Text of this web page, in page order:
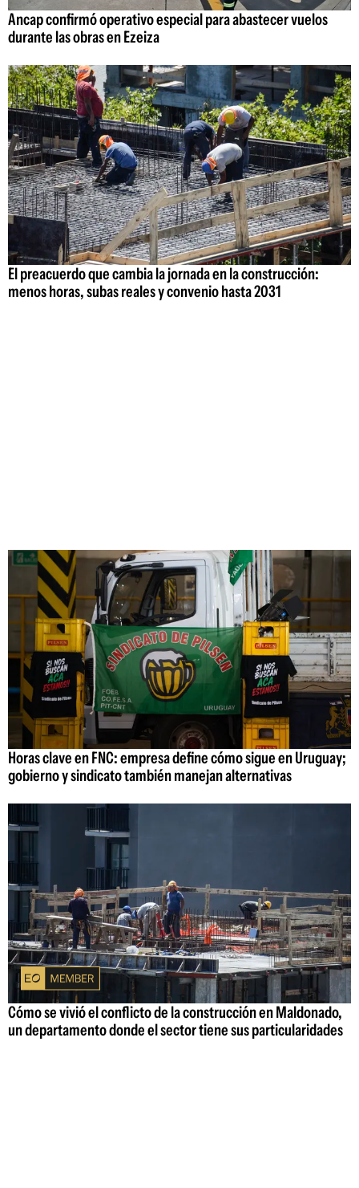
Ancap confirmó operativo especial para abastecer vuelos
durante las obras en Ezeiza
El preacuerdo que cambia la jornada en la construcción:
menos horas, subas reales y convenio hasta 2031
Horas clave en FNC: empresa define cómo sigue en Uruguay;
gobierno y sindicato también manejan alternativas
Cómo se vivió el conflicto de la construcción en Maldonado,
un departamento donde el sector tiene sus particularidades